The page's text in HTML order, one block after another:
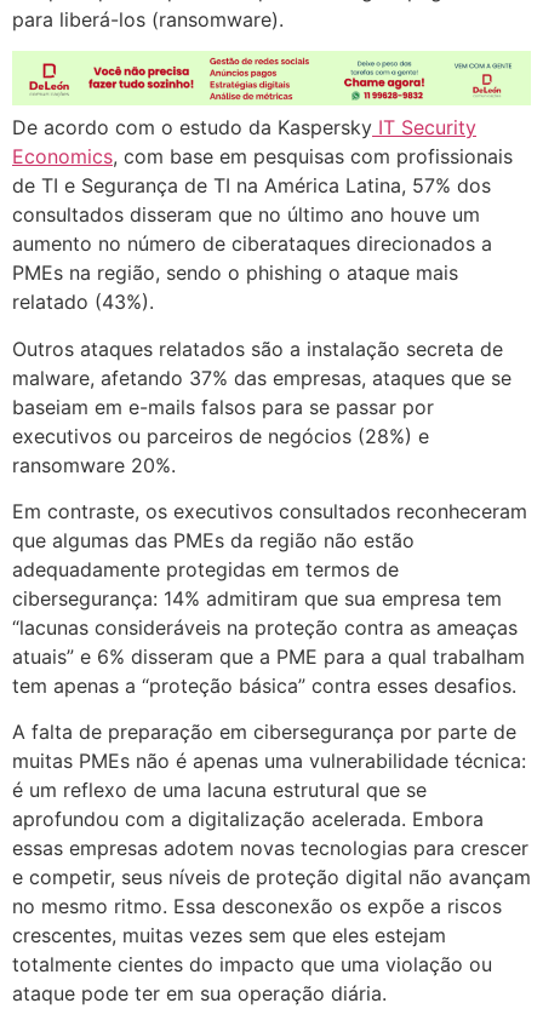
para liberá-los (ransomware).
De acordo com o estudo da Kaspersky IT Security
Economics, com base em pesquisas com profissionais
de TI e Segurança de TI na América Latina, 57% dos
consultados disseram que no último ano houve um
aumento no número de ciberataques direcionados a
PMEs na região, sendo o phishing o ataque mais
relatado (43%).
Outros ataques relatados são a instalação secreta de
malware, afetando 37% das empresas, ataques que se
baseiam em e-mails falsos para se passar por
executivos ou parceiros de negócios (28%) e
ransomware 20%.
Em contraste, os executivos consultados reconheceram
que algumas das PMEs da região não estão
adequadamente protegidas em termos de
cibersegurança: 14% admitiram que sua empresa tem
“lacunas consideráveis na proteção contra as ameaças
atuais” e 6% disseram que a PME para a qual trabalham
tem apenas a “proteção básica” contra esses desafios.
A falta de preparação em cibersegurança por parte de
muitas PMEs não é apenas uma vulnerabilidade técnica:
é um reflexo de uma lacuna estrutural que se
aprofundou com a digitalização acelerada. Embora
essas empresas adotem novas tecnologias para crescer
e competir, seus níveis de proteção digital não avançam
no mesmo ritmo. Essa desconexão os expõe a riscos
crescentes, muitas vezes sem que eles estejam
totalmente cientes do impacto que uma violação ou
ataque pode ter em sua operação diária.